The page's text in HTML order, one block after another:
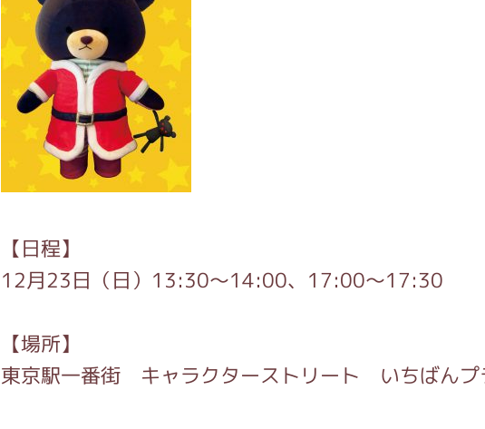
【日程】
12月23日（日）13:30～14:00、17:00～17:30
【場所】
東京駅一番街 キャラクターストリート いちばんプ
おたのしみコンテンツ(クイズ・AR・診断・占
チア ジャッキーズ！
くまのがっこう しょくいんしつ